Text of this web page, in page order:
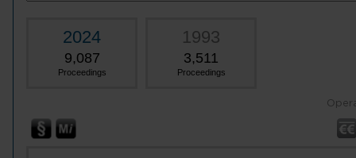
2024
9,087
Proceedings
1993
3,511
Proceedings